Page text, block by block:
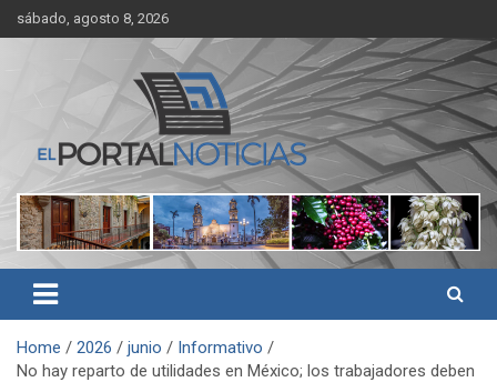
Skip
to
sábado, agosto 8, 2026
El Portal Noticias
Noticias de Córdoba, Veracruz y al región
Home 2026 junio
Informativo
No hay reparto de utilidades en México; los trabajadores deben